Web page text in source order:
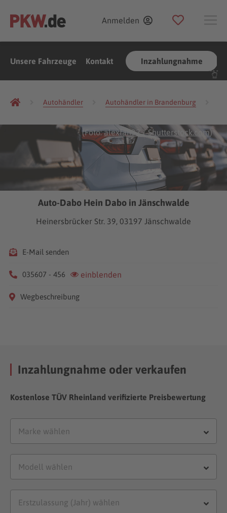
Anmelden
Unsere Fahrzeuge Kontakt Inzahlungnahme
Autohändler Autohändler in Brandenburg
(Foto:alexfan32/Shutterstock.com)
Auto-Dabo Hein Dabo in Jänschwalde
Heinersbrücker Str. 39, 03197 Jänschwalde
E-Mail senden
035607 - 456 einblenden
Wegbeschreibung
Inzahlungnahme oder verkaufen
Kostenlose TÜV Rheinland verifizierte Preisbewertung